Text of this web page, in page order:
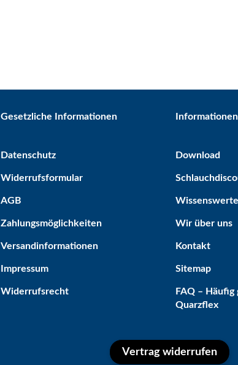
Gesetzliche Informationen
Datenschutz
Widerrufsformular
AGB
Zahlungsmöglichkeiten
Versandinformationen
Impressum
Widerrufsrecht
Informationen
Download
Wir über uns
Kontakt
Sitemap
FAQ –
Quarzflex
Vertrag widerrufen